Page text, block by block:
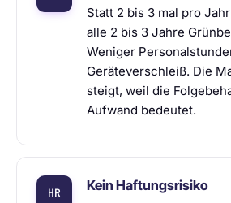
Statt 2 bis 3 mal pro
alle 2 bis 3 Jahre
Weniger
Geräteverschleiß. Die
steigt, weil die
Aufwand bedeutet.
Kein Haftungsrisiko